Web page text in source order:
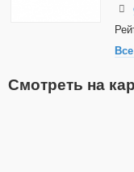
Смотреть на